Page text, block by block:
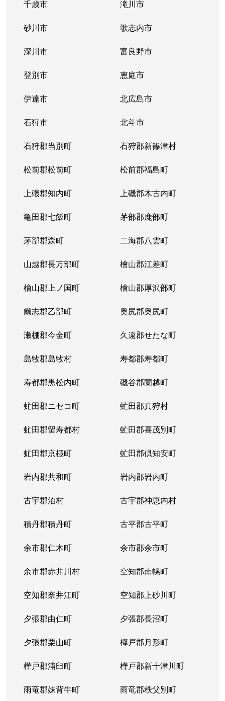
千歳市 滝川市
砂川市 歌志内市
深川市 富良野市
登別市 恵庭市
伊達市 北広島市
石狩市 北斗市
石狩郡当別町 石狩郡新篠津村
松前郡松前町 松前郡福島町
上磯郡知内町 上磯郡木古内町
亀田郡七飯町 茅部郡鹿部町
茅部郡森町 二海郡八雲町
山越郡長万部町 檜山郡江差町
檜山郡上ノ国町 檜山郡厚沢部町
爾志郡乙部町 奥尻郡奥尻町
瀬棚郡今金町 久遠郡せたな町
島牧郡島牧村 寿都郡寿都町
寿都郡黒松内町 磯谷郡蘭越町
虻田郡ニセコ町 虻田郡真狩村
虻田郡留寿都村 虻田郡喜茂別町
虻田郡京極町 虻田郡倶知安町
岩内郡共和町 岩内郡岩内町
古宇郡泊村 古宇郡神恵内村
積丹郡積丹町 古平郡古平町
余市郡仁木町 余市郡余市町
余市郡赤井川村 空知郡南幌町
空知郡奈井江町 空知郡上砂川町
夕張郡由仁町 夕張郡長沼町
夕張郡栗山町 樺戸郡月形町
樺戸郡浦臼町 樺戸郡新十津川町
雨竜郡妹背牛町 雨竜郡秩父別町